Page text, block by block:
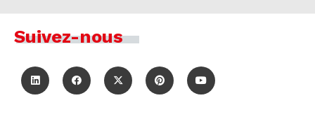
Suivez-nous